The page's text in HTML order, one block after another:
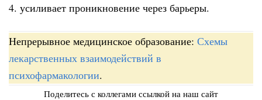
4. усиливает проникновение через барьеры.
Непрерывное медицинское образование: Схемы
лекарственных взаимодействий в
психофармакологии.
Поделитесь с коллегами ссылкой на наш сайт